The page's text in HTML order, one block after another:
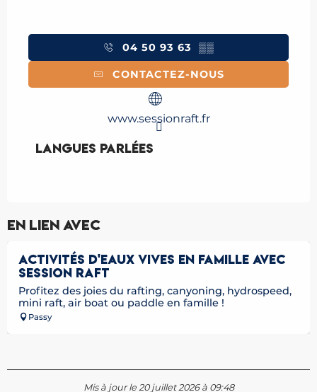
04 50 93 63 ▒▒
CONTACTEZ-NOUS
www.sessionraft.fr
Langues parlées
Langues parlées
En lien avec
ACTIVITÉS D'EAUX VIVES EN FAMILLE AVEC
SESSION RAFT
Profitez des joies du rafting, canyoning, hydrospeed,
mini raft, air boat ou paddle en famille !
Passy
Mis à jour le 20 juillet 2026 à 09:48